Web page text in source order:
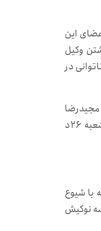
این
وکیل
در
مجیدرضا
سوزنچی کاشانی، که به ۲ سال حبس تعزیری محکوم شده‌است. وی پیش‌تر در دادگاه بدوی توسط شعبه ۲۶د
با شیوع
نوکیش